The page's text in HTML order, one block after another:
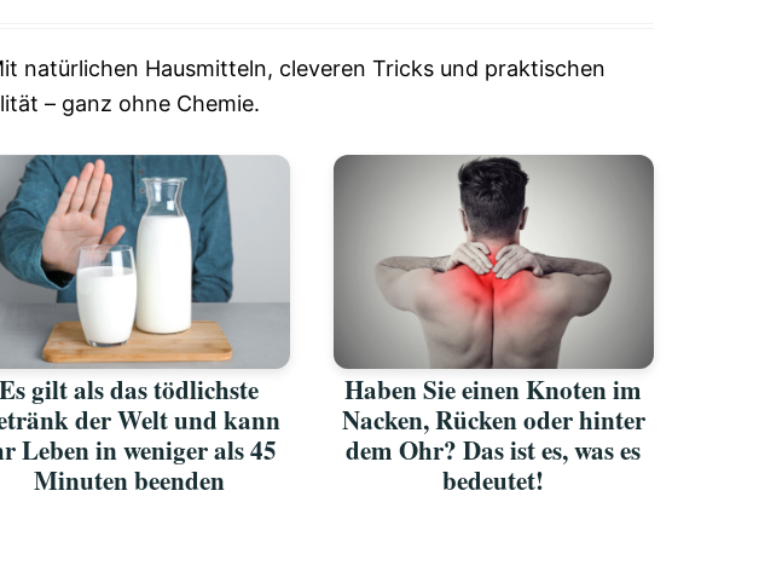
natürlichen Hausmitteln, cleveren Tricks und praktischen
– ganz ohne Chemie.
Es gilt als das tödlichste
der Welt und kann
Leben in weniger als 45
Minuten beenden
Haben Sie einen Knoten im
Nacken, Rücken oder hinter
dem Ohr? Das ist es, was es
bedeutet!